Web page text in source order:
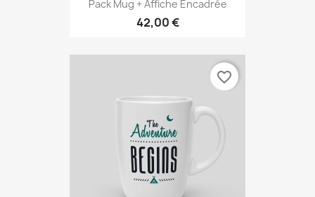
Pack Mug + Affiche Encadrée
42,00 €
favorite_border